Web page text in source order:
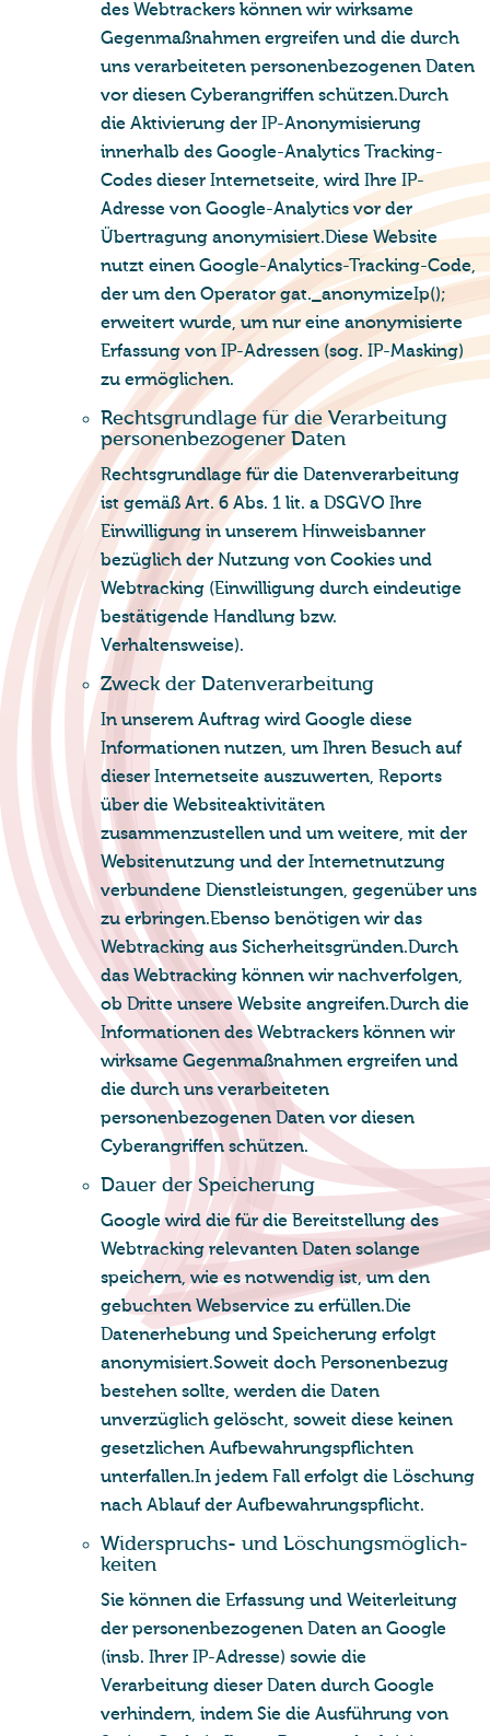
des Webtrackers können wir wirksame
Gegenmaßnahmen ergreifen und die durch
uns verarbeiteten personenbezogenen Daten
vor diesen Cyberangriffen schützen.Durch
die Aktivierung der IP-Anonymisierung
innerhalb des Google-Analytics Tracking-
Codes dieser Internetseite, wird Ihre IP-
Adresse von Google-Analytics vor der
Übertragung anonymisiert.Diese Website
nutzt einen Google-Analytics-Tracking-Code,
der um den Operator gat._anonymizeIp();
erweitert wurde, um nur eine anonymisierte
Erfassung von IP-Adressen (sog. IP-Masking)
zu ermöglichen.
Rechts­grund­la­ge für die Ver­ar­bei­tung
per­so­nen­be­zo­ge­ner Daten
Rechtsgrundlage für die Datenverarbeitung
ist gemäß Art. 6 Abs. 1 lit. a DSGVO Ihre
Einwilligung in unserem Hinweisbanner
bezüglich der Nutzung von Cookies und
Webtracking (Einwilligung durch eindeutige
bestätigende Handlung bzw.
Verhaltensweise).
Zweck der Da­ten­ver­ar­bei­tung
In unserem Auftrag wird Google diese
Informationen nutzen, um Ihren Besuch auf
dieser Internetseite auszuwerten, Reports
über die Websiteaktivitäten
zusammenzustellen und um weitere, mit der
Websitenutzung und der Internetnutzung
verbundene Dienstleistungen, gegenüber uns
zu erbringen.Ebenso benötigen wir das
Webtracking aus Sicherheitsgründen.Durch
das Webtracking können wir nachverfolgen,
ob Dritte unsere Website angreifen.Durch die
Informationen des Webtrackers können wir
wirksame Gegenmaßnahmen ergreifen und
die durch uns verarbeiteten
personenbezogenen Daten vor diesen
Cyberangriffen schützen.
Dauer der Spei­che­rung
Google wird die für die Bereitstellung des
Webtracking relevanten Daten solange
speichern, wie es notwendig ist, um den
gebuchten Webservice zu erfüllen.Die
Datenerhebung und Speicherung erfolgt
anonymisiert.Soweit doch Personenbezug
bestehen sollte, werden die Daten
unverzüglich gelöscht, soweit diese keinen
gesetzlichen Aufbewahrungspflichten
unterfallen.In jedem Fall erfolgt die Löschung
nach Ablauf der Aufbewahrungspflicht.
Wi­der­spruchs- und Lö­schungs­mög­lich­
kei­ten
Sie können die Erfassung und Weiterleitung
der personenbezogenen Daten an Google
(insb. Ihrer IP-Adresse) sowie die
Verarbeitung dieser Daten durch Google
verhindern, indem Sie die Ausführung von